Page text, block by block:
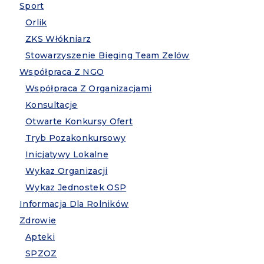
Sport
Orlik
ZKS Włókniarz
Stowarzyszenie Bieging Team Zelów
Współpraca Z NGO
Współpraca Z Organizacjami
Konsultacje
Otwarte Konkursy Ofert
Tryb Pozakonkursowy
Inicjatywy Lokalne
Wykaz Organizacji
Wykaz Jednostek OSP
Informacja Dla Rolników
Zdrowie
Apteki
SPZOZ